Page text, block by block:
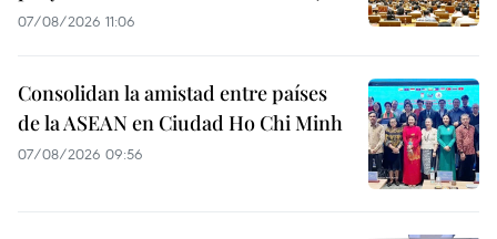
07/08/2026 11:06
Consolidan la amistad entre países
de la ASEAN en Ciudad Ho Chi Minh
07/08/2026 09:56